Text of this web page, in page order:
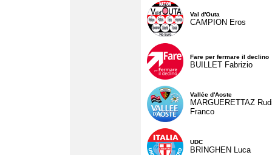
Val d'Outa
CAMPION Eros
Fare per fermare il declino
BUILLET Fabrizio
Vallée d'Aoste
MARGUERETTAZ
Franco
UDC
BRINGHEN Luca